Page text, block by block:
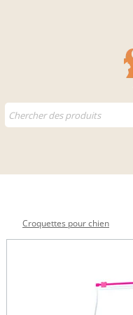
Croquettes pour chien